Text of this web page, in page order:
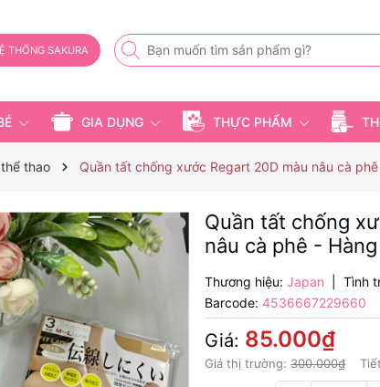
THỐNG SAKURA
GIA DỤNG THỰC PHẨM
thao Quần tất chống xước Regart 20D màu nâu cà
Quần tất chống
nâu cà phê -
Thương hiệu: Japan Tình
Barcode: 4536667229660
Giá: 85.000₫
Giá thị trường:300.000₫